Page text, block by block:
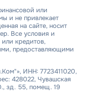
или
и не привлекает
на сайте, носит
Все условия и
кредитов,
предоставляющими
ИНН: 7723411020,
428022, Чувашская
зд. 55, помещ. 19